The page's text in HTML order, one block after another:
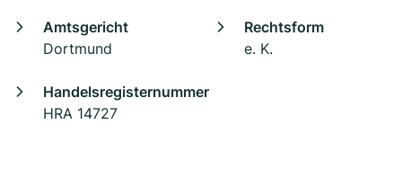
Amtsgericht
Dortmund
Rechtsform
e. K.
Handelsregisternummer
HRA 14727